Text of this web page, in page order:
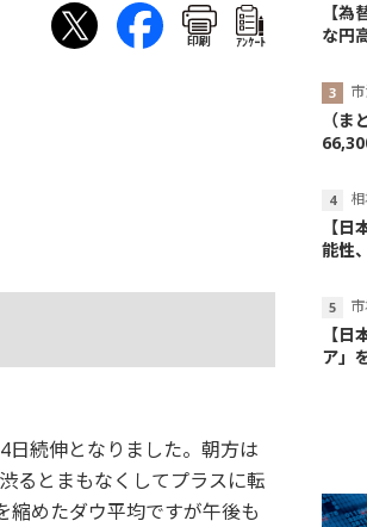
印刷 ｱﾝｹｰﾄ
日続伸となりました。朝方は
るとまもなくしてプラスに転
縮めたダウ平均ですが午後も
【
な円
（
【
能性
市
【
ア」